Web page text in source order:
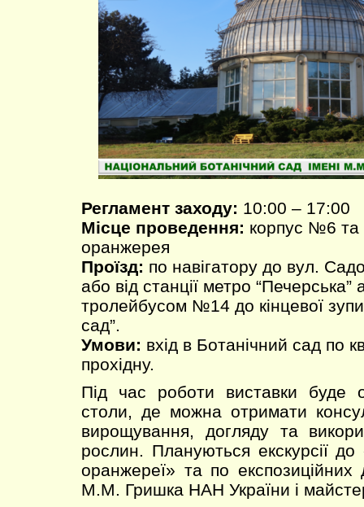
Регламент заходу: 10:00 – 17:00
Місце проведення: корпус №6 та
оранжерея
Проїзд: по навігатору до вул.
або від станції метро
тролейбусом №14 до кінцевої
сад”.
Умови: вхід в Ботанічний сад по
прохідну.
Під час роботи виставки буде
столи, де можна отримати
вирощування, догляду та
рослин. Плануються екскурсії до
оранжереї» та по експозиційних
М.М. Гришка НАН України і